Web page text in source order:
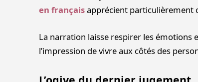
en françaisapprécient particulièrement
La narration laisse respirer les émotions
l’impression de vivre aux côtés des